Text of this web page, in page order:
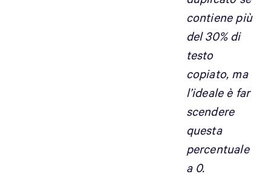
contiene più
del 30% di
testo
copiato, ma
l’ideale è far
scendere
questa
percentuale
a 0.